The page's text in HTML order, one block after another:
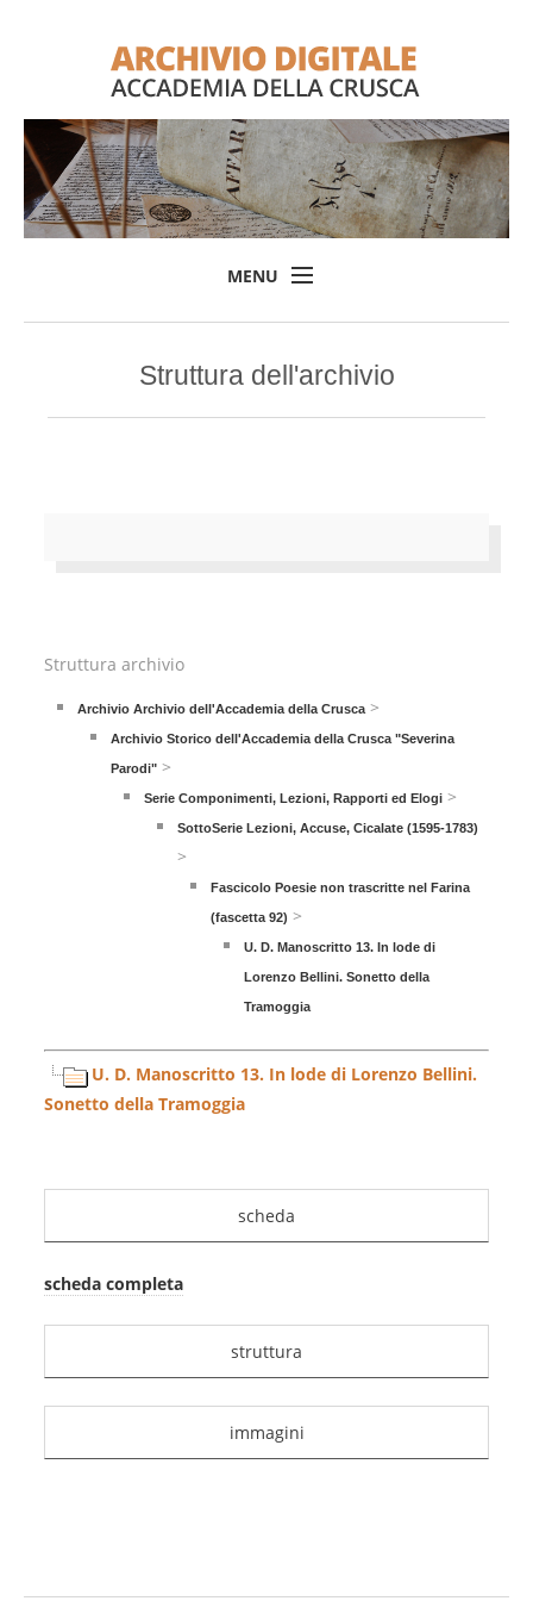
MENU
L'Archivio
Struttura dell'archivio
Struttura archivio
Archivio Archivio dell'Accademia della Crusca>
Archivio Storico dell'Accademia della Crusca "Severina
Parodi">
Serie Componimenti, Lezioni, Rapporti ed Elogi>
SottoSerie Lezioni, Accuse, Cicalate (1595-1783)
>
Fascicolo Poesie non trascritte nel Farina
(fascetta 92) >
U. D. Manoscritto 13. In lode di
Lorenzo Bellini. Sonetto della
Tramoggia
U. D. Manoscritto 13. In lode di Lorenzo Bellini.
Sonetto della Tramoggia
scheda
scheda completa
struttura
immagini